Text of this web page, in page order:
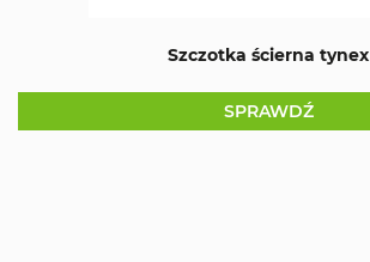
Szczotka ścierna tynex
SPRAWDŹ